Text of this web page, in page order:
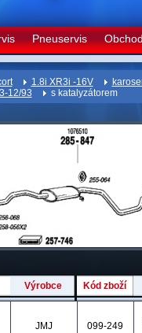
Pneuservis
1.8i XR3i -16V
12/93 s katalyzátorem
Výrobce Kód zboží
JMJ 099-249